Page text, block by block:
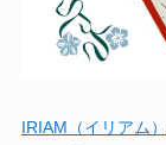
IRIAM（イリアム）